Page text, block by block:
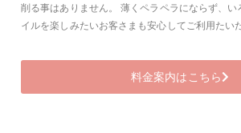
削る事はありません。 薄くペラペラにならず、い
イルを楽しみたいお客さまも安心してご利用たい
料金案内はこちら